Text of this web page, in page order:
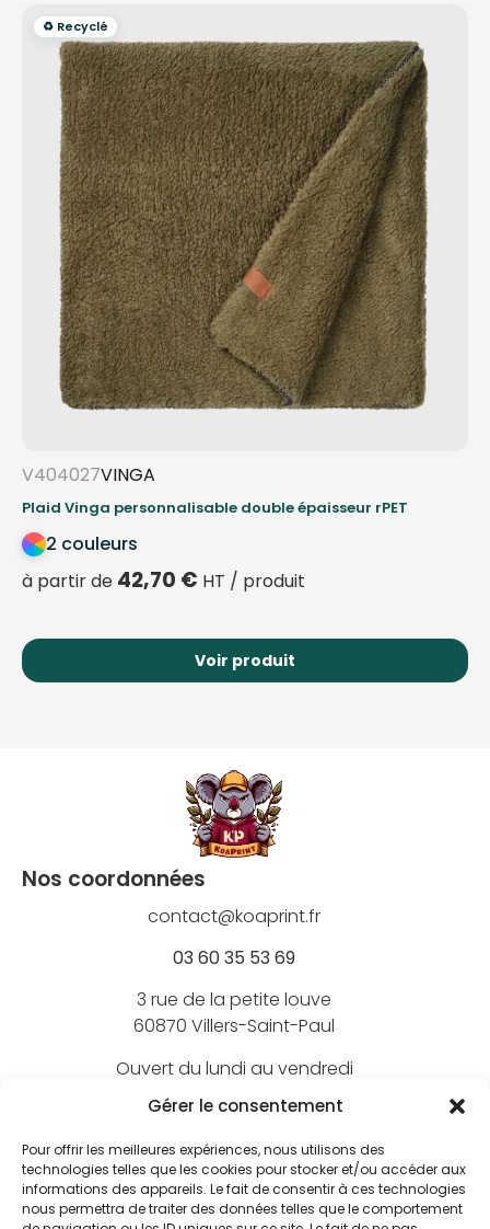
Gérer le consentement
Pour offrir les meilleures expériences, nous utilisons des
technologies telles que les cookies pour stocker et/ou accéder aux
informations des appareils. Le fait de consentir à ces technologies
nous permettra de traiter des données telles que le comportement
♻️ Recyclé
V404027VINGA
Plaid Vinga personnalisable double épaisseur rPET
2 couleurs
à partir de 42,70 € HT / produit
Voir produit
Nos coordonnées
contact@koaprint.fr
03 60 35 53 69
3 rue de la petite louve
60870 Villers-Saint-Paul
Ouvert du lundi au vendredi
de 9h à 18h
Nos marques